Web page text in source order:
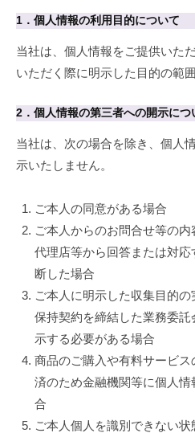
方
針
2024
2
月
日
admin
1．個人情報の利用目的について
当社は、個人情報をご提供いた
いただく際に明示した目的の範
2．個人情報の第三者への開示につ
当社は、次の場合を除き、個人
示いたしません。
ご本人の同意がある場合
ご本人からのお問合せ等の
代理店等から回答または対応
断した場合
ご本人に明示した収集目的
保持契約を締結した業務委
示する必要がある場合
商品のご購入や有料サービ
済のため金融機関等に個人
合
ご本人個人を識別できない